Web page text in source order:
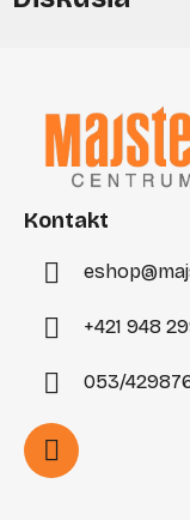
Kontakt
eshop@
+421 948
053/